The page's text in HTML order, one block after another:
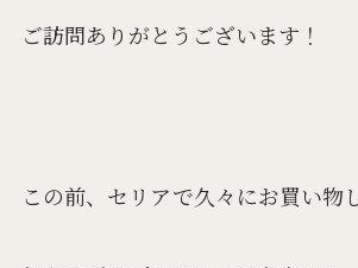
ご訪問ありがとうございます！
この前、セリアで久々にお買い物